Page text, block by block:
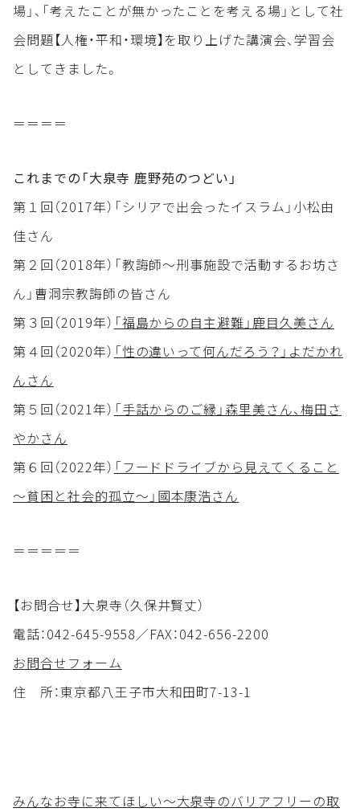
場」、「考えたことが無かったことを考える場」として社
会問題【人権・平和・環境】を取り上げた講演会、学習会
としてきました。
＝＝＝＝
これまでの「大泉寺 鹿野苑のつどい」
第１回（2017年）「シリアで出会ったイスラム」小松由
佳さん
第２回（2018年）「教誨師～刑事施設で活動するお坊さ
ん」曹洞宗教誨師の皆さん
第３回（2019年） 「福島からの自主避難」鹿目久美さん
第４回（2020年） 「性の違いって何んだろう？」よだかれ
んさん
第５回（2021年） 「手話からのご縁」森里美さん、梅田さ
やかさん
第６回（2022年） 「フードドライブから見えてくること
～貧困と社会的孤立～」國本康浩さん
＝＝＝＝＝
【お問合せ】大泉寺（久保井賢丈）
電話：042-645-9558／FAX：042-656-2200
お問合せフォーム
住 所：東京都八王子市大和田町7-13-1
みんなお寺に来てほしい～大泉寺のバリアフリーの取